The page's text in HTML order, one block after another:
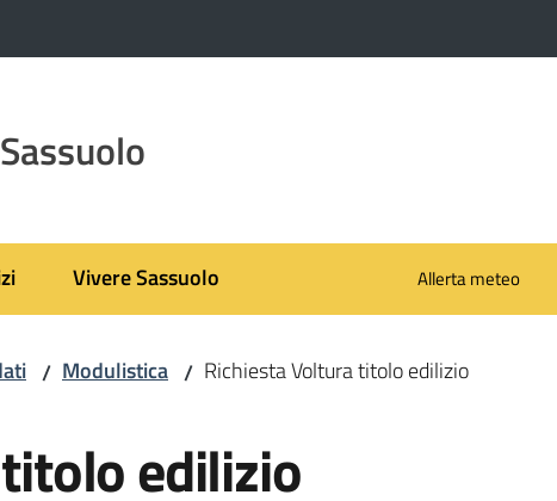
Vivere Sassuolo Allerta meteo
/ Modulistica / Richiesta Voltura titolo edilizio
edilizio